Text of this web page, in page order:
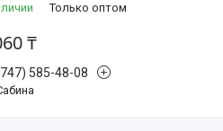
Только оптом
₸
585-48-08